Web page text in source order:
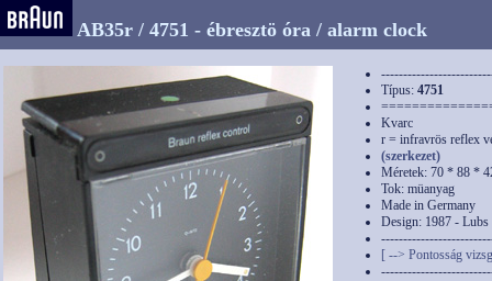
AB35r / 4751 - ébresztö óra / alarm clock
Típus: 4751
Kvarc
r = infravrös reflex
(szerkezet)
Méretek: 70 * 88 *
Tok: müanyag
Made in Germany
Design: 1987 - Lubs
[ --> Pontosság